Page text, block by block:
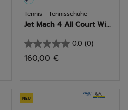
Tennis - Tennisschuhe
Jet Mach 4 All Court Wi...
0.0 (0)
0.0
von
160,00 €
NEU